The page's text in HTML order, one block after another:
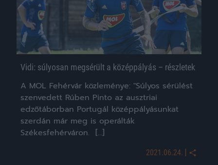
Vidi: súlyosan megsérült a középpályás – részletek
A MOL Fehérvár közleménye: "Súlyos sérülést
szenvedett Rúben Pinto az ausztriai
edzőtáborban Portugál középpályásunkat
szerdán már meg is operálták
Székesfehérváron. […]
2021.06.24. |